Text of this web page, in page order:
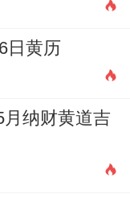
，也适合需
日
怎样从中选
要综合考虑多
日黄历
纳财黄道吉